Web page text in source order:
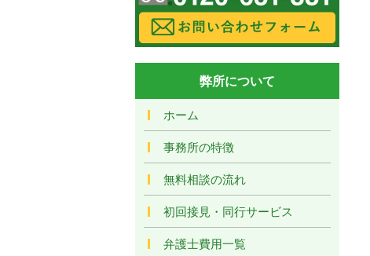
弊所について
ホーム
事務所の特徴
無料相談の流れ
初回接見・同行サービス
弁護士費用一覧